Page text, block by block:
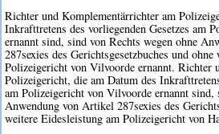
Richter und Komplementärrichter am
Inkrafttretens des vorliegenden Gesetzes am
ernannt sind, sind von Rechts wegen ohne
287sexies des Gerichtsgesetzbuches und
Polizeigericht von Vilvoorde ernannt. Richter
Polizeigericht, die am Datum des
am Polizeigericht von Vilvoorde ernannt sind,
Anwendung von Artikel 287sexies des
weitere Eidesleistung am Polizeigericht von